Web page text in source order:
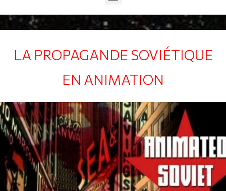
LA PROPAGANDE SOVIÉTIQUE
EN ANIMATION